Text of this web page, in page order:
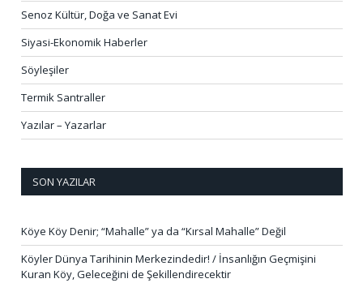
Senoz Kültür, Doğa ve Sanat Evi
Siyasi-Ekonomik Haberler
Söyleşiler
Termik Santraller
Yazılar – Yazarlar
SON YAZILAR
Köye Köy Denir; “Mahalle” ya da “Kırsal Mahalle” Değil
Köyler Dünya Tarihinin Merkezindedir! / İnsanlığın Geçmişini
Kuran Köy, Geleceğini de Şekillendirecektir